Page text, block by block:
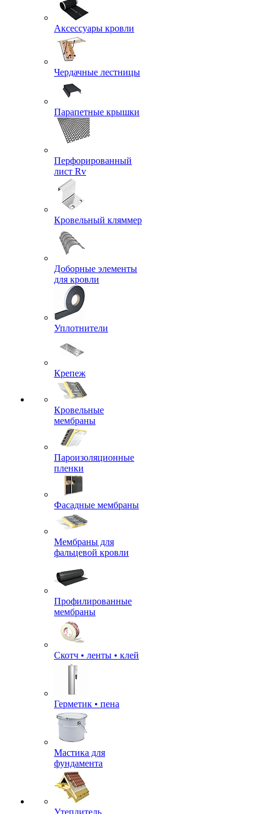
Аксессуары кровли
Чердачные лестницы
Парапетные крышки
Перфорированный
лист Rv
Кровельный кляммер
Доборные элементы
для кровли
Уплотнители
Крепеж
Кровельные
мембраны
Пароизоляционные
пленки
Фасадные мембраны
Мембраны для
фальцевой кровли
Профилированные
мембраны
Скотч • ленты • клей
Герметик • пена
Мастика для
фундамента
Утеплитель